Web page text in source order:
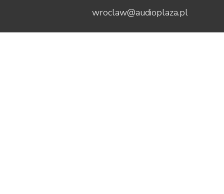
wroclaw@audioplaza.pl